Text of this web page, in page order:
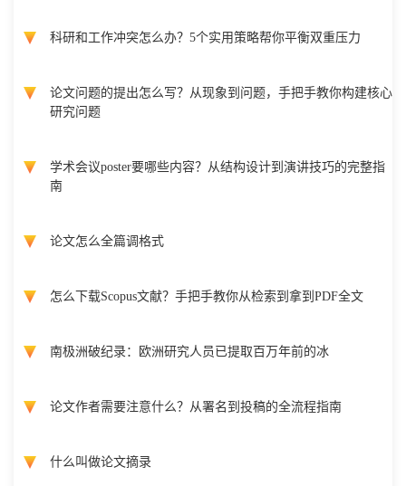
科研和工作冲突怎么办？5个实用策略帮你平衡双重压力
论文问题的提出怎么写？从现象到问题，手把手教你构建核心
研究问题
学术会议poster要哪些内容？从结构设计到演讲技巧的完整指
南
论文怎么全篇调格式
怎么下载Scopus文献？手把手教你从检索到拿到PDF全文
南极洲破纪录：欧洲研究人员已提取百万年前的冰
论文作者需要注意什么？从署名到投稿的全流程指南
什么叫做论文摘录